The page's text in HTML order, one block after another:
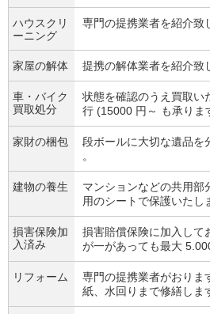
ハウスクリ
ーニング
専門の提携業者を紹介致
家屋の解体 提携の解体業者を紹介致
車・バイク
買取処分
状態を確認のうえ買取い
行 (15000 円～ も承りま
家財の梱包
段ボールに大切な遺品を
。
建物の養生
マンションなどの共用部
用のシートで保護いたし
損害保険加
入済み
損害賠償保険に加入して
が一があっても最大
リフォーム
専門の提携業者がおりま
紙、水回りまで修繕しま